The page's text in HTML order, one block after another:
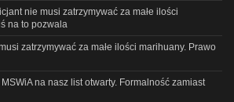
nie musi zatrzymywać za małe ilości
na to pozwala
zatrzymywać za małe ilości marihuany. Prawo
na nasz list otwarty. Formalność zamiast